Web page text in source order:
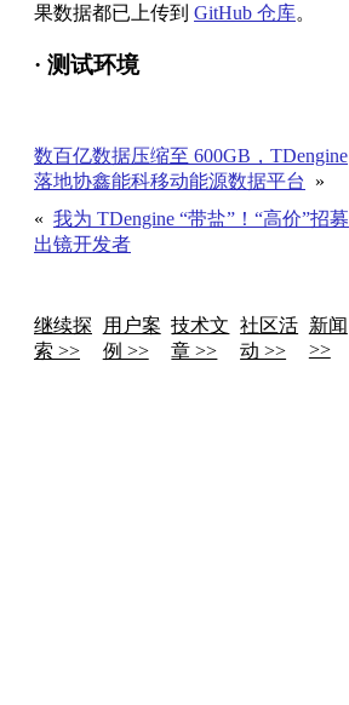
果数据都已上传到 GitHub 仓库。
· 测试环境
数百亿数据压缩至 600GB，TDengine
落地协鑫能科移动能源数据平台
»
« 我为 TDengine “带盐”！“高价”招募
出镜开发者
继续探
索 >>
用户案
例 >>
技术文
章 >>
社区活
动 >>
新闻
>>